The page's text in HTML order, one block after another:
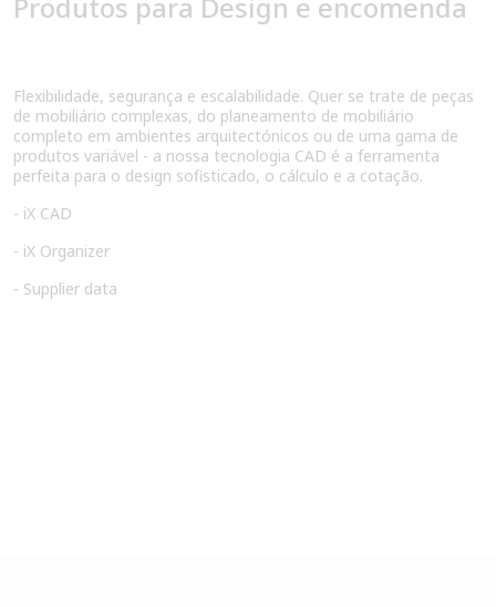
Produtos para Design e encomenda
Flexibilidade, segurança e escalabilidade. Quer se trate de peças
de mobiliário complexas, do planeamento de mobiliário
completo em ambientes arquitectónicos ou de uma gama de
produtos variável - a nossa tecnologia CAD é a ferramenta
perfeita para o design sofisticado, o cálculo e a cotação.
- iX CAD
- iX Organizer
- Supplier data